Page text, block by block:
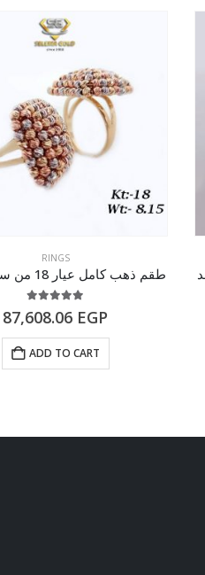
RINGS
طقم ذهب كامل عيار 18 من سليمه جولد
87,608.06 EGP
ADD TO CART